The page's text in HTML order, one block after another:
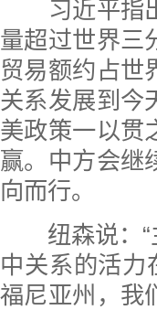
习近平指出
量超过世界三
贸易额约占世
关系发展到今
美政策一以贯
赢。中方会继
向而行。
纽森说：“
中关系的活力
福尼亚州，我